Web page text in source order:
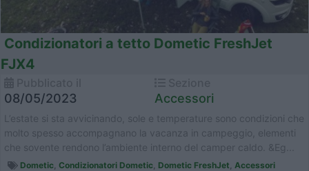
Condizionatori a tetto Dometic FreshJet
FJX4
08/05/2023 Accessori
L’estate si sta avvicinando, sole e temperature sono condizioni che
molto spesso accompagnano la vacanza in campeggio, elementi
che sovente rendono l’ambiente interno del camper caldo. &Eg...
Dometic Condizionatori Dometic Dometic FreshJet Accessori